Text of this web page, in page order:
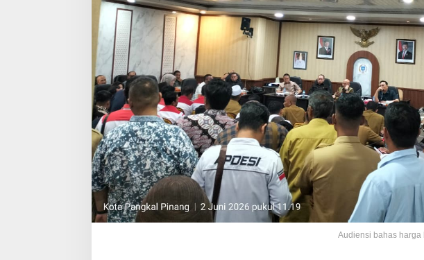
Audiensi bahas harga